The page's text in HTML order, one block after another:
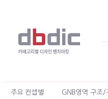
주요 컨셉별 GNB영역 구조/